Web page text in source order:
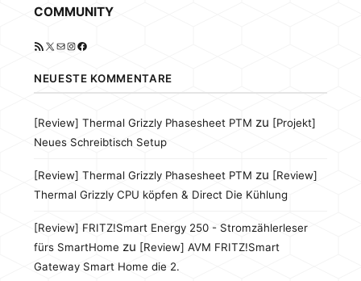
COMMUNITY
RSS-Feed
X E-MailInstagram
Facebook
NEUESTE KOMMENTARE
[Review] Thermal Grizzly Phasesheet PTM zu [Projekt]
Neues Schreibtisch Setup
[Review] Thermal Grizzly Phasesheet PTM zu [Review]
Thermal Grizzly CPU köpfen & Direct Die Kühlung
[Review] FRITZ!Smart Energy 250 - Stromzählerleser
fürs SmartHome zu [Review] AVM FRITZ!Smart
Gateway Smart Home die 2.